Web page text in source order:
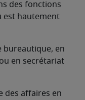
des fonctions
est hautement
bureautique, en
en secrétariat
des affaires en